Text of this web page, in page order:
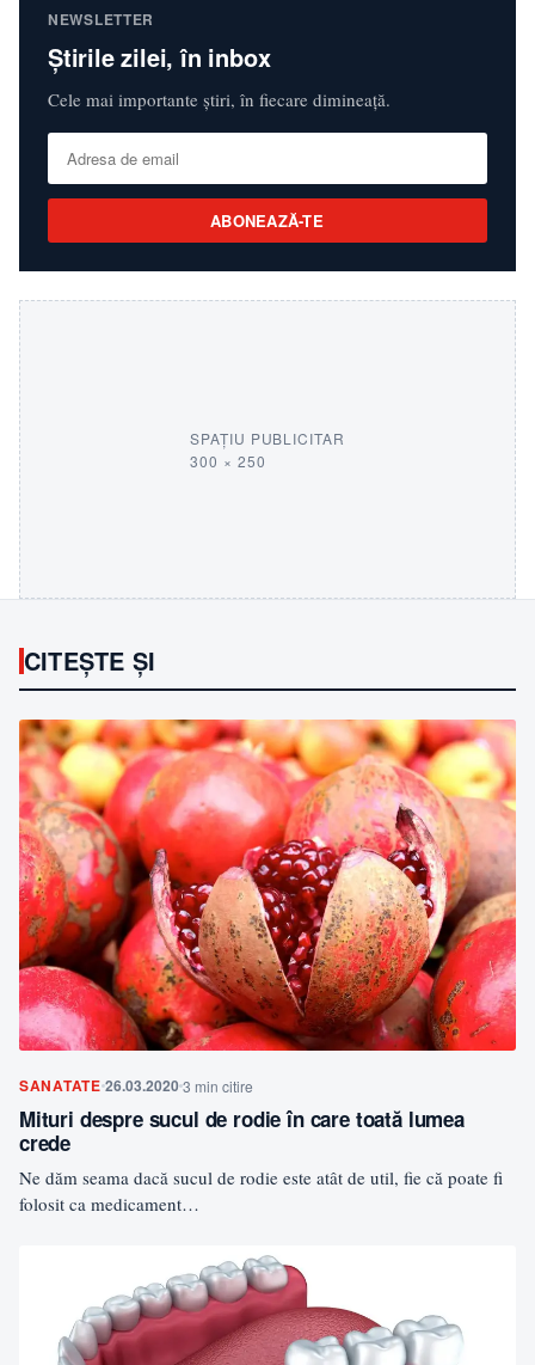
NEWSLETTER
Știrile zilei, în inbox
Cele mai importante știri, în fiecare dimineață.
ABONEAZĂ-TE
SPAȚIU PUBLICITAR
300 × 250
CITEȘTE ȘI
SANATATE 26.03.20203 min citire
Mituri despre sucul de rodie în care toată lumea
crede
Ne dăm seama dacă sucul de rodie este atât de util, fie că poate fi
folosit ca medicament…